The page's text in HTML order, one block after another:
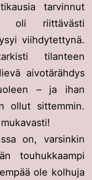
tarvinnut
oli riittävästi
viihdytettynä.
tilanteen
aivotärähdys
– ja ihan
ollut sittemmin.
on, varsinkin
touhukkaampi
ole kolhuja